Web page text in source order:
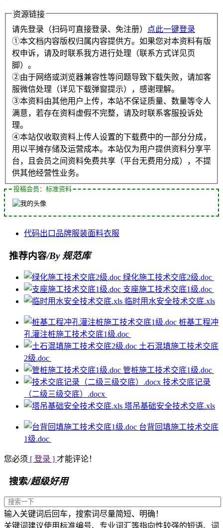
资源链接
请先登录（扫码可直接登录、免注册）
点此一键登录
①本文档内容版权归属内容提供方。如果您对本资料有版
权申诉，请及时联系我方进行处理（联系方式详见页
脚）。
②由于网络或浏览器兼容性等问题导致下载失败，请加客
服微信处理（详见下载弹窗提示），感谢理解。
③本资料由其他用户上传，本站不保证质量、数量等令人
满意，若存在资料虚假不完整，请及时联系客服投诉处
理。
④本站仅收取资料上传人设置的下载费中的一部分分成，
用以平摊存储及运营成本。本站仅为用户提供资料分享平
台，且会员之间资料免费共享（平台无费用分成），不提
供其他经营性业务。
投稿会员：标准资料
代码出口 品牌服装面料衣服
推荐内容/By 规范库
绿化施工技术交底2级.doc
支座施工技术交底1级.doc
临时用水安全技术交底.xls
桩基工程冲
孔灌注桩施工技术交底1级.doc
土石混填施工技术交底
2级.doc
管桩施工技术交底1级.doc
技术交底记录
（二级三级交底）.docx
塔吊基础安全技术交底.xls
台背回填施工技术交底
1级.doc
您必须 [ 登录 ] 才能评论！
搜索/超级好用
输入关键词后回车，搜索词尽量简短、明确！
关键词建议使用标准编号、专业词汇等指向性较强的短语、词